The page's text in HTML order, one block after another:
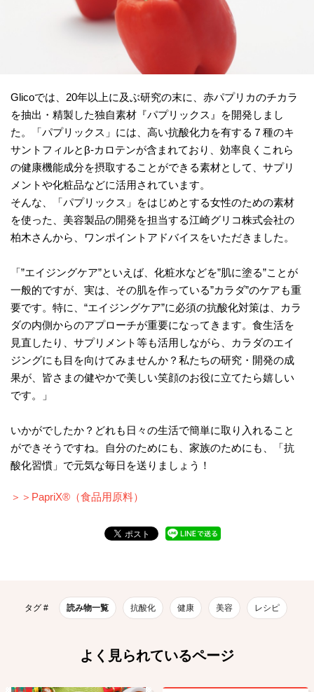
Glicoでは、20年以上に及ぶ研究の末に、赤パプリカのチカラ
を抽出・精製した独自素材『パプリックス』を開発しまし
た。「パプリックス」には、高い抗酸化力を有する７種のキ
サントフィルとβ-カロテンが含まれており、効率良くこれら
の健康機能成分を摂取することができる素材として、サプリ
メントや化粧品などに活用されています。
そんな、「パプリックス」をはじめとする女性のための素材
を使った、美容製品の開発を担当する江崎グリコ株式会社の
柏木さんから、ワンポイントアドバイスをいただきました。
「”エイジングケア”といえば、化粧水などを”肌に塗る”ことが
一般的ですが、実は、その肌を作っている”カラダ”のケアも重
要です。特に、“エイジングケア”に必須の抗酸化対策は、カラ
ダの内側からのアプローチが重要になってきます。食生活を
見直したり、サプリメント等も活用しながら、カラダのエイ
ジングにも目を向けてみませんか？私たちの研究・開発の成
果が、皆さまの健やかで美しい笑顔のお役に立てたら嬉しい
です。」
いかがでしたか？どれも日々の生活で簡単に取り入れること
ができそうですね。自分のためにも、家族のためにも、「抗
酸化習慣」で元気な毎日を送りましょう！
＞＞PapriX®（食品用原料）
タグ # 読み物一覧 抗酸化 健康 美容 レシピ
よく見られているページ